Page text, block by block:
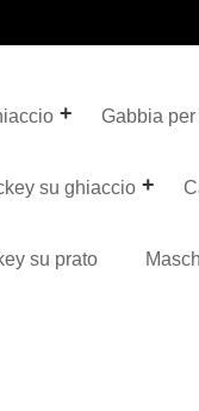
Gabbia
su ghiaccio
su prato